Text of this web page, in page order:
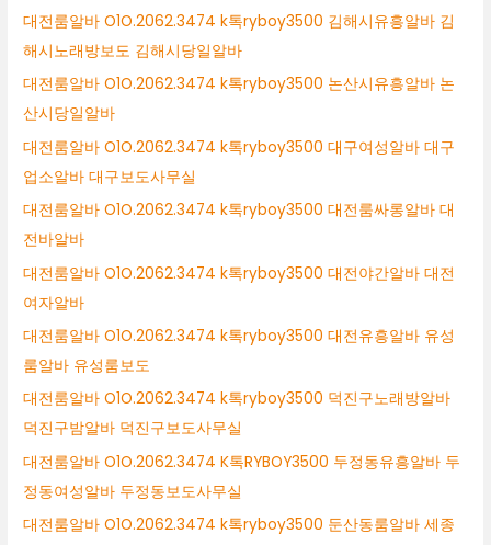
대전룸알바 O1O.2062.3474 k톡ryboy3500 김해시유흥알바 김
해시노래방보도 김해시당일알바
대전룸알바 O1O.2062.3474 k톡ryboy3500 논산시유흥알바 논
산시당일알바
대전룸알바 O1O.2062.3474 k톡ryboy3500 대구여성알바 대구
업소알바 대구보도사무실
대전룸알바 O1O.2062.3474 k톡ryboy3500 대전룸싸롱알바 대
전바알바
대전룸알바 O1O.2062.3474 k톡ryboy3500 대전야간알바 대전
여자알바
대전룸알바 O1O.2062.3474 k톡ryboy3500 대전유흥알바 유성
룸알바 유성룸보도
대전룸알바 O1O.2062.3474 k톡ryboy3500 덕진구노래방알바
덕진구밤알바 덕진구보도사무실
대전룸알바 O1O.2062.3474 K톡RYBOY3500 두정동유흥알바 두
정동여성알바 두정동보도사무실
대전룸알바 O1O.2062.3474 k톡ryboy3500 둔산동룸알바 세종